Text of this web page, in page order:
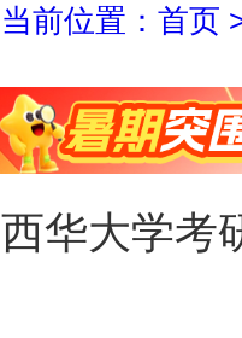
当前位置：首页
西华大学考